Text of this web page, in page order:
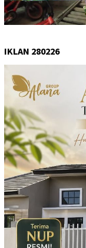
IKLAN 280226